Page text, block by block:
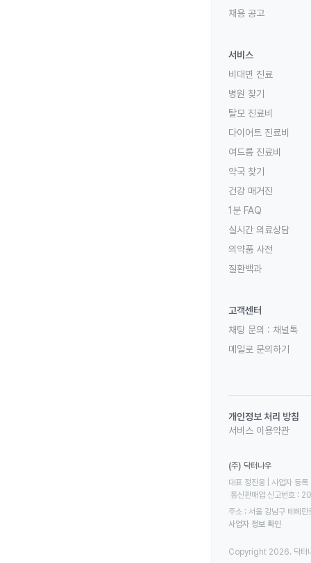
채용 공고
서비스
비대면 진료
병원 찾기
탈모 진료비
다이어트 진료비
여드름 진료비
약국 찾기
건강 매거진
1분 FAQ
실시간 의료상담
의약품 사전
질환백과
고객센터
채팅 문의 : 채널톡
메일로 문의하기
개인정보 처리 방침
서비스 이용약관
(주) 닥터나우
대표 정진웅 | 사업자
통신판매업 신고번호
주소 : 서울 강남구 테헤
사업자 정보 확인
Copyright 2026. 닥터